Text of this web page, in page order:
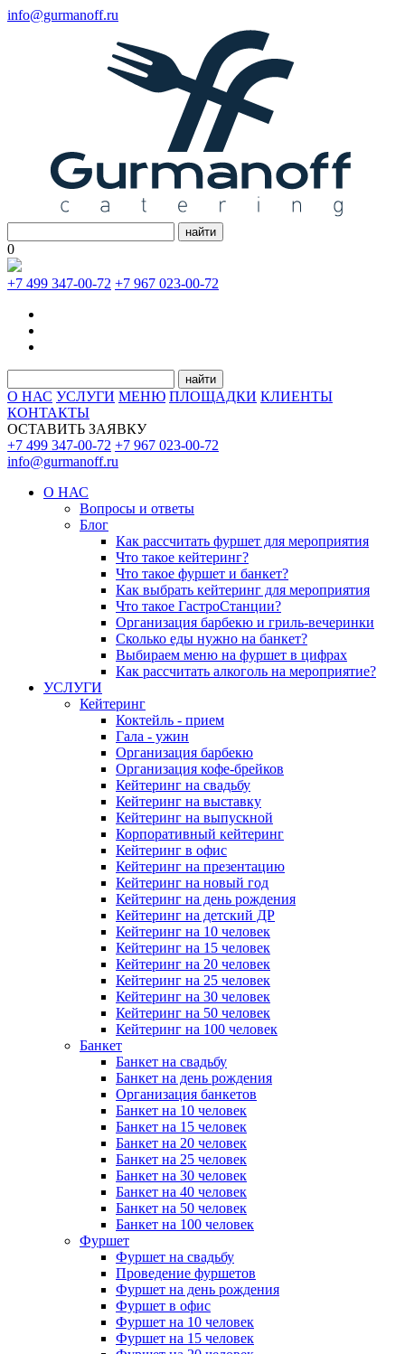
info@gurmanoff.ru
найти
0
+7 499 347-00-72 +7 967 023-00-72
найти
О НАС УСЛУГИ МЕНЮ ПЛОЩАДКИ КЛИЕНТЫ
КОНТАКТЫ
ОСТАВИТЬ ЗАЯВКУ
+7 499 347-00-72 +7 967 023-00-72
info@gurmanoff.ru
О НАС
Вопросы и ответы
Блог
Как рассчитать фуршет для мероприятия
Что такое кейтеринг?
Что такое фуршет и банкет?
Как выбрать кейтеринг для мероприятия
Что такое ГастроСтанции?
Организация барбекю и гриль-вечеринки
Сколько еды нужно на банкет?
Выбираем меню на фуршет в цифрах
Как рассчитать алкоголь на мероприятие?
УСЛУГИ
Кейтеринг
Коктейль - прием
Гала - ужин
Организация барбекю
Организация кофе-брейков
Кейтеринг на свадьбу
Кейтеринг на выставку
Кейтеринг на выпускной
Корпоративный кейтеринг
Кейтеринг в офис
Кейтеринг на презентацию
Кейтеринг на новый год
Кейтеринг на день рождения
Кейтеринг на детский ДР
Кейтеринг на 10 человек
Кейтеринг на 15 человек
Кейтеринг на 20 человек
Кейтеринг на 25 человек
Кейтеринг на 30 человек
Кейтеринг на 50 человек
Кейтеринг на 100 человек
Банкет
Банкет на свадьбу
Банкет на день рождения
Организация банкетов
Банкет на 10 человек
Банкет на 15 человек
Банкет на 20 человек
Банкет на 25 человек
Банкет на 30 человек
Банкет на 40 человек
Банкет на 50 человек
Банкет на 100 человек
Фуршет
Фуршет на свадьбу
Проведение фуршетов
Фуршет на день рождения
Фуршет в офис
Фуршет на 10 человек
Фуршет на 15 человек